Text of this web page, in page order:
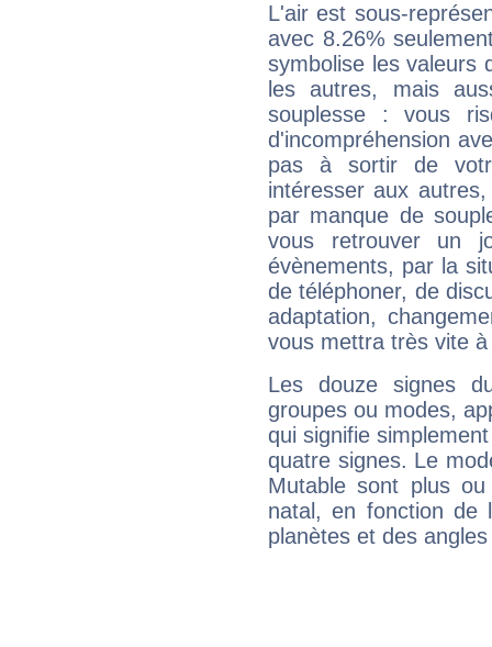
L'air est sous-
avec 8.26%
symbolise les valeurs
les autres, mais
souplesse : vous
d'incompréhension
pas à sortir de
intéresser aux
par manque de
vous retrouver un
évènements, par la
de téléphoner, de
adaptation,
vous mettra très vite
Les douze signes
groupes ou modes,
qui signifie
quatre signes. Le
Mutable sont plus
natal, en fonction de
planètes et des